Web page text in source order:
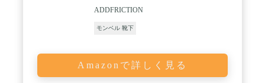
ADDFRICTION
モンベル 靴下
Amazonで詳しく見る